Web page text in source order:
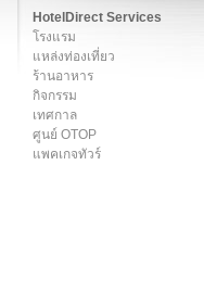
HotelDirect Services
โรงแรม
แหล่งท่องเที่ยว
ร้านอาหาร
กิจกรรม
เทศกาล
ศูนย์ OTOP
แพคเกจทัวร์